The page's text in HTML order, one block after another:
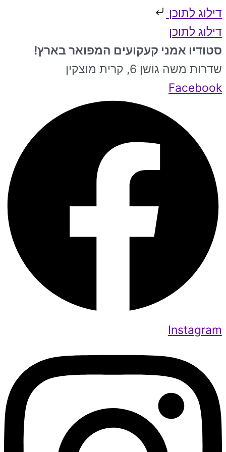
דילוג לתוכן
דילוג לתוכן
סטודיו אמני קעקועים המפואר בארץ!
שדרות משה גושן 6, קרית מוצקין
Facebook
Instagram